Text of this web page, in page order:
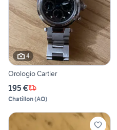
4
Orologio Cartier
195 €
Chatillon(AO)